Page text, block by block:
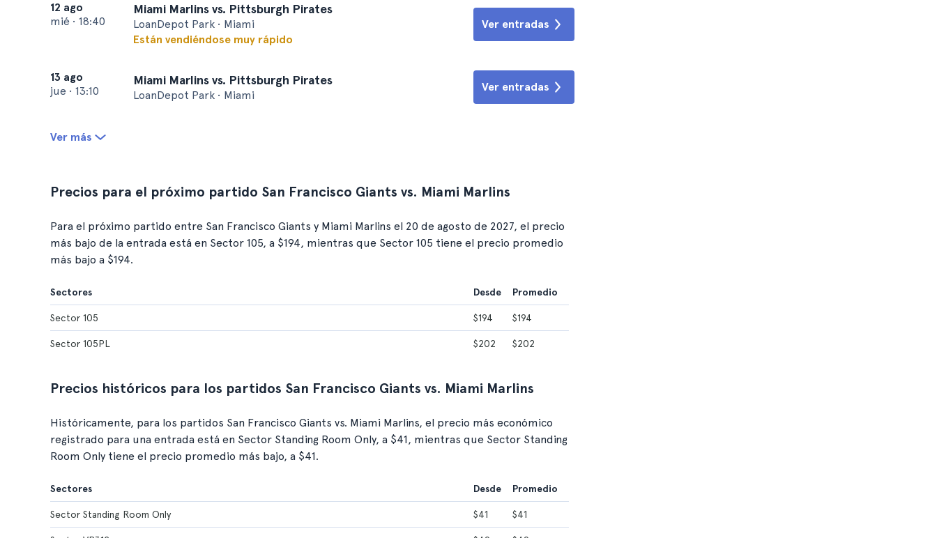
12 ago
mié • 18:40
Miami Marlins vs. Pittsburgh Pirates
LoanDepot Park • Miami
Están vendiéndose muy rápido
Ver entradas
13 ago
jue • 13:10
Miami Marlins vs. Pittsburgh Pirates
LoanDepot Park • Miami
Ver entradas
Ver más
Precios para el próximo partido San Francisco Giants vs. Miami Marlins
Para el próximo partido entre San Francisco Giants y Miami Marlins el 20 de agosto de 2027, el precio
más bajo de la entrada está en Sector 105, a $194, mientras que Sector 105 tiene el precio promedio
más bajo a $194.
Sectores Desde Promedio
Sector 105 $194 $194
Sector 105PL $202 $202
Precios históricos para los partidos San Francisco Giants vs. Miami Marlins
Históricamente, para los partidos San Francisco Giants vs. Miami Marlins, el precio más económico
registrado para una entrada está en Sector Standing Room Only, a $41, mientras que Sector Standing
Room Only tiene el precio promedio más bajo, a $41.
Sectores Desde Promedio
Sector Standing Room Only $41 $41